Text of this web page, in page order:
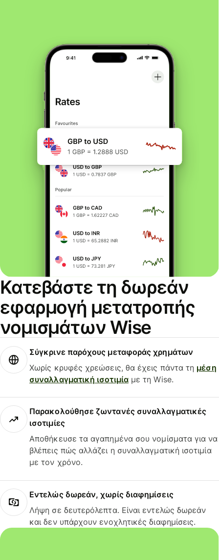
Κατεβάστε τη δωρεάν
εφαρμογή μετατροπής
νομισμάτων Wise
Σύγκρινε παρόχους μεταφοράς χρημάτων
Χωρίς κρυφές χρεώσεις, θα έχεις πάντα τη μέση
συναλλαγματική ισοτιμίαμε τη Wise.
Παρακολούθησε ζωντανές συναλλαγματικές
ισοτιμίες
Αποθήκευσε τα αγαπημένα σου νομίσματα για να
βλέπεις πώς αλλάζει η συναλλαγματική ισοτιμία
με τον χρόνο.
Εντελώς δωρεάν, χωρίς διαφημίσεις
Λήψη σε δευτερόλεπτα. Είναι εντελώς δωρεάν
και δεν υπάρχουν ενοχλητικές διαφημίσεις.